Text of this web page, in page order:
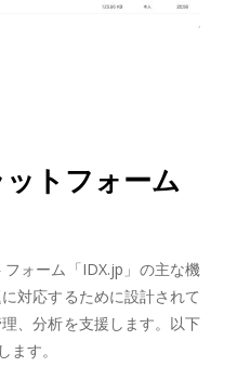
トフォーム
ォーム「IDX.jp」の主な機
対応するために設計されて
、分析を支援します。以下
す。